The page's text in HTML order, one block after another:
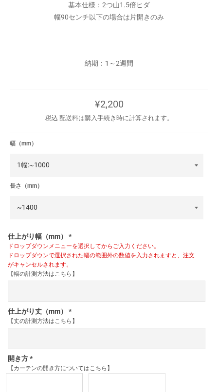
基本仕様：2つ山1.5倍ヒダ
幅90センチ以下の場合は片開きのみ
納期：1～2週間
通
常
価
格
¥2,200
税込 配送料は購入手続き時に計算されます。
幅（mm）
長さ（mm）
仕上がり幅（mm） *
ドロップダウンメニューを選択してからご入力ください。
ドロップダウンで選択された幅の範囲外の数値を入力されますと、注文
がキャンセルされます。
【幅の計測方法はこちら】
仕上がり丈（mm） *
【丈の計測方法はこちら】
開き方*
【カーテンの開き方についてはこちら】